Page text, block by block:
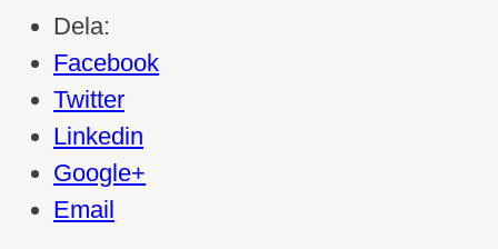
Dela:
Facebook
Twitter
Linkedin
Google+
Email